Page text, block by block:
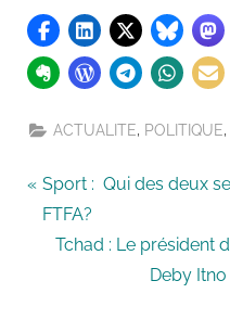
ACTUALITE POLITIQUE
Sport : Qui des deux
FTFA?
Tchad : Le président
Deby